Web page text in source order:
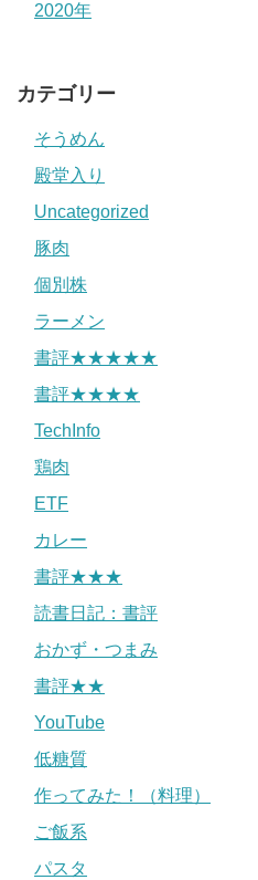
2020年
カテゴリー
そうめん
殿堂入り
Uncategorized
豚肉
個別株
ラーメン
書評★★★★★
書評★★★★
TechInfo
鶏肉
ETF
カレー
書評★★★
読書日記：書評
おかず・つまみ
書評★★
YouTube
低糖質
作ってみた！（料理）
ご飯系
パスタ